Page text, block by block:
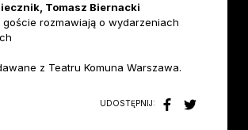
Tomasz Biernacki
goście rozmawiają o wydarzeniach
z Teatru Komuna Warszawa.
UDOSTĘPNIJ: